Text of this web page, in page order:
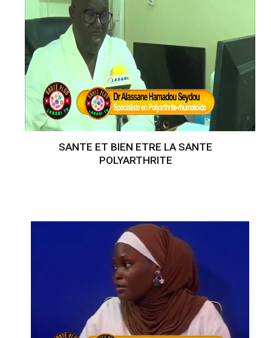
SANTE ET BIEN ETRE LA SANTE
POLYARTHRITE